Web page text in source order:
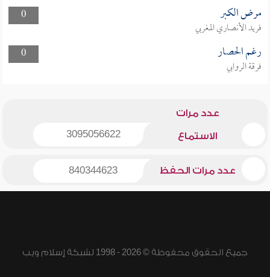
0
مرض الكبر
فريد الأنصاري المغربي
0
رغم الحصار
فرقة الروابي
عدد مرات
الاستماع 3095056622
عدد مرات الحفظ 840344623
جميع الحقوق محفوظة © 2026 - 1998 لشبكة إسلام ويب